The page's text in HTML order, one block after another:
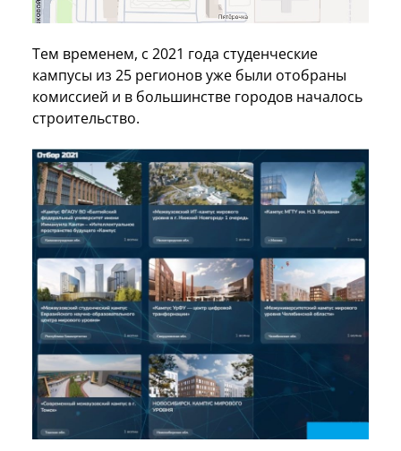
Тем временем, с 2021 года студенческие
кампусы из 25 регионов уже были отобраны
комиссией и в большинстве городов началось
строительство.